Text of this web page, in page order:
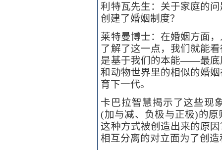
利特瓦先生：关于家庭的
创建了婚姻制度？
莱特曼博士：在婚姻方面
了解了这一点，我们就能
是基于我们的本能——最底
和动物世界里的相似的婚
育下一代。
卡巴拉智慧揭示了这些
(加与减、负极与正极)的
这种方式被创造出来的原
相互分离的对立面为了创